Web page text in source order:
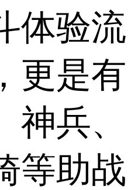
体验流
更是有
神兵、
等助战